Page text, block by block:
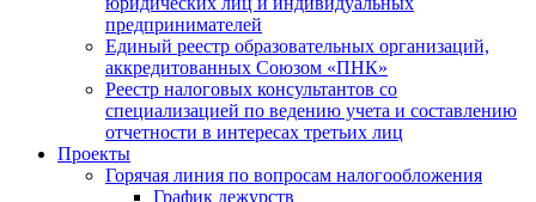
предпринимателей
Единый реестр образовательных организаций,
аккредитованных Союзом «ПНК»
Реестр налоговых консультантов со
специализацией по ведению учета и составлению
отчетности в интересах третьих лиц
Проекты
Горячая линия по вопросам налогообложения
График дежурств